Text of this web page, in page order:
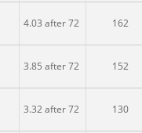
4.03 after 72 162
3.85 after 72 152
3.32 after 72 130